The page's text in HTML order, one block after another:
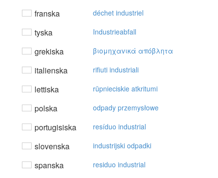
franska déchet industriel
tyska Industrieabfall
grekiska βιoμηχαvικά απόβλητα
italienska rifiuti industriali
lettiska rūpnieciskie atkritumi
polska odpady przemysłowe
portugisiska resíduo industrial
slovenska industrijski odpadki
spanska residuo industrial